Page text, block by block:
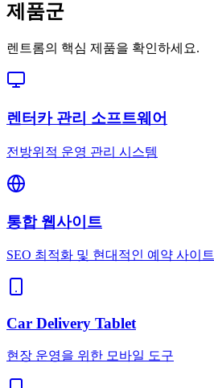
제품군
렌트롬의 핵심 제품을 확인하세요.
렌터카 관리 소프트웨어
전방위적 운영 관리 시스템
통합 웹사이트
SEO 최적화 및 현대적인 예약 사이트
Car Delivery Tablet
현장 운영을 위한 모바일 도구